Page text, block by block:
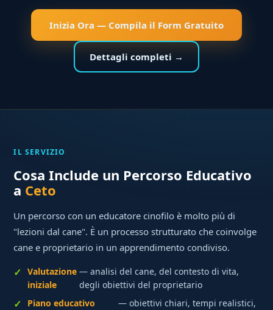
Inizia Ora — Compila il Form Gratuito
Dettagli completi →
IL SERVIZIO
Cosa Include un Percorso Educativo
a Ceto
Un percorso con un educatore cinofilo è molto più di
"lezioni dal cane". È un processo strutturato che coinvolge
cane e proprietario in un apprendimento condiviso.
Valutazione
iniziale
— analisi del cane, del contesto di vita,
degli obiettivi del proprietario
Piano educativo
— obiettivi chiari, tempi realistici,